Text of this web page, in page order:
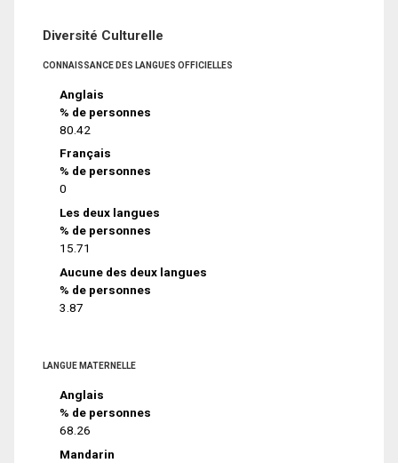
Diversité Culturelle
CONNAISSANCE DES LANGUES OFFICIELLES
Anglais
% de personnes
80.42
Français
% de personnes
0
Les deux langues
% de personnes
15.71
Aucune des deux langues
% de personnes
3.87
LANGUE MATERNELLE
Anglais
% de personnes
68.26
Mandarin